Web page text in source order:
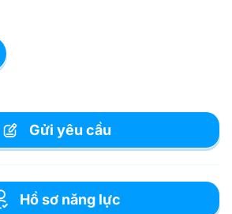
Gửi yêu cầu
Hồ sơ năng lực